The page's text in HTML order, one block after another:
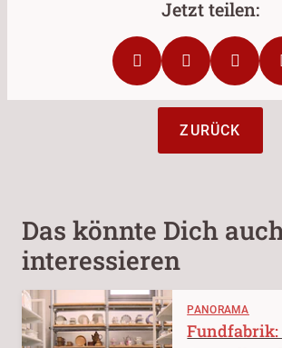
ZURÜCK
Das könnte Dich
interessieren
PANORAMA
Fundfabrik: